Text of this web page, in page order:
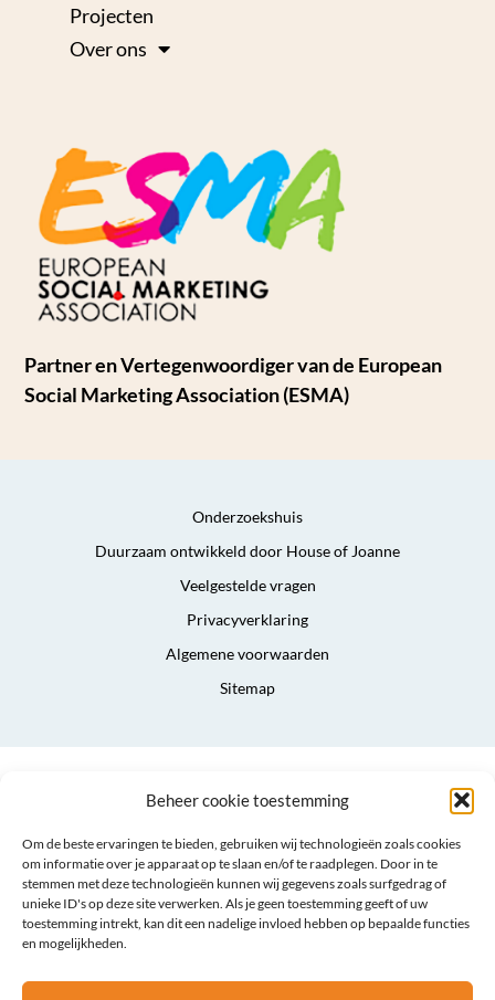
Beheer cookie toestemming
Om de beste ervaringen te bieden, gebruiken wij technologieën zoals cookies
om informatie over je apparaat op te slaan en/of te raadplegen. Door in te
stemmen met deze technologieën kunnen wij gegevens zoals surfgedrag of
unieke ID's op deze site verwerken. Als je geen toestemming geeft of uw
toestemming intrekt, kan dit een nadelige invloed hebben op bepaalde functies
en mogelijkheden.
Projecten
Over ons
Partner en Vertegenwoordiger van de European
Social Marketing Association (ESMA)
Onderzoekshuis
Duurzaam ontwikkeld door House of Joanne
Veelgestelde vragen
Privacyverklaring
Algemene voorwaarden
Sitemap